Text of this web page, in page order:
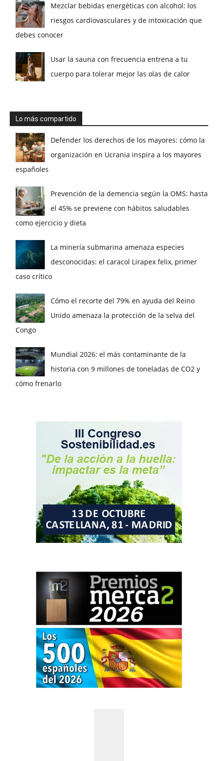
Mezclar bebidas energéticas con alcohol: los
riesgos cardiovasculares y de intoxicación que
debes conocer
Usar la sauna con frecuencia entrena a tu
cuerpo para tolerar mejor las olas de calor
Lo más compartido
Defender los derechos de los mayores: cómo la
organización en Ucrania inspira a los mayores
españoles
Prevención de la demencia según la OMS: hasta
el 45% se previene con hábitos saludables
como ejercicio y dieta
La minería submarina amenaza especies
desconocidas: el caracol Lirapex felix, primer
caso crítico
Cómo el recorte del 79% en ayuda del Reino
Unido amenaza la protección de la selva del
Congo
Mundial 2026: el más contaminante de la
historia con 9 millones de toneladas de CO2 y
cómo frenarlo